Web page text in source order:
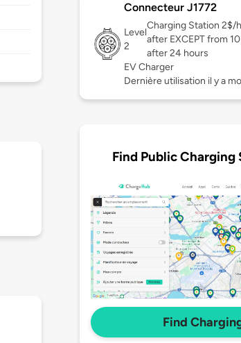
Connecteur J1772
Level
2
Charging Station 2$/
after EXCEPT from
after 24 hours
EV Charger
Dernière utilisation il y a
Find Public Charging
Find